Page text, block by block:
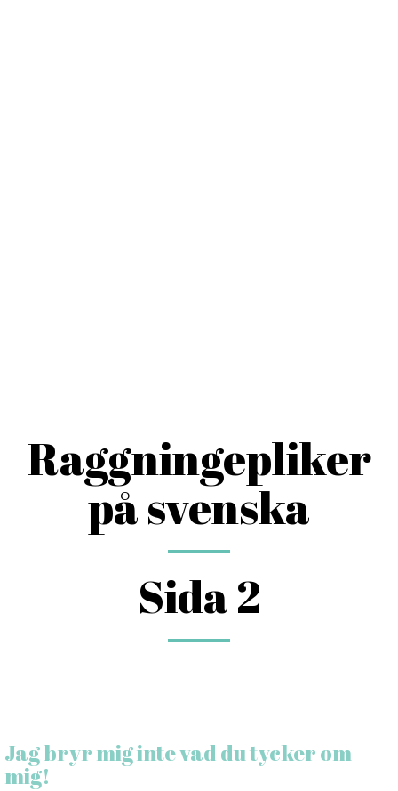
Raggningepliker
på svenska
Sida 2
Jag bryr mig inte vad du tycker om
mig!